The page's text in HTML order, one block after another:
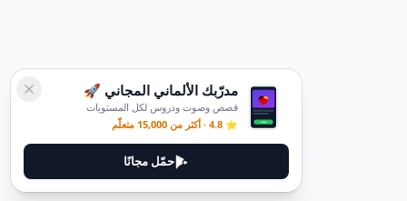
مدرّبك الألماني المجاني 🚀
قصص وصوت ودروس لكل المستويات
⭐ 4.8 · أكثر من 15,000 متعلّم
حمّل مجانًا